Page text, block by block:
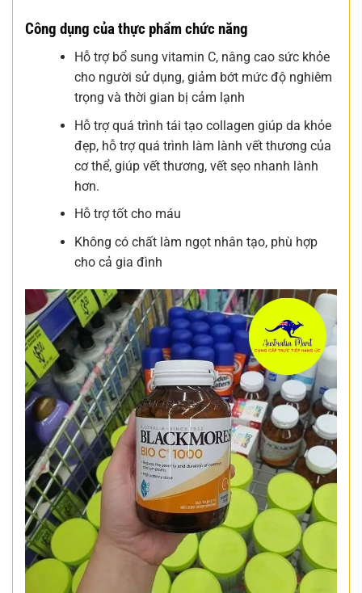
Công dụng của thực phẩm chức năng
Hỗ trợ bổ sung vitamin C, nâng cao sức khỏe
cho người sử dụng, giảm bớt mức độ nghiêm
trọng và thời gian bị cảm lạnh
Hỗ trợ quá trình tái tạo collagen giúp da khỏe
đẹp, hỗ trợ quá trình làm lành vết thương của
cơ thể, giúp vết thương, vết sẹo nhanh lành
hơn.
Hỗ trợ tốt cho máu
Không có chất làm ngọt nhân tạo, phù hợp
cho cả gia đình